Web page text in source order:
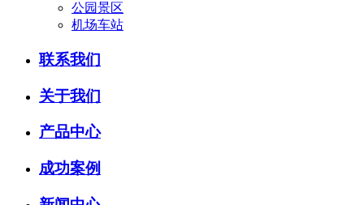
公园景区
机场车站
联系我们
关于我们
产品中心
成功案例